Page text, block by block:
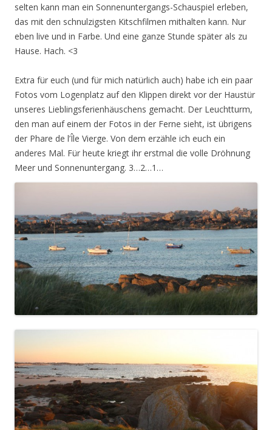
selten kann man ein Sonnenuntergangs-Schauspiel erleben,
das mit den schnulzigsten Kitschfilmen mithalten kann. Nur
eben live und in Farbe. Und eine ganze Stunde später als zu
Hause. Hach. <3
Extra für euch (und für mich natürlich auch) habe ich ein paar
Fotos vom Logenplatz auf den Klippen direkt vor der Haustür
unseres Lieblingsferienhäuschens gemacht. Der Leuchtturm,
den man auf einem der Fotos in der Ferne sieht, ist übrigens
der Phare de l’Île Vierge. Von dem erzähle ich euch ein
anderes Mal. Für heute kriegt ihr erstmal die volle Dröhnung
Meer und Sonnenuntergang. 3…2…1…